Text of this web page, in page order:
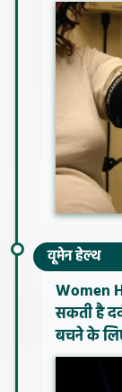
वूमेन हेल्थ
Women
सकती है
बचने के